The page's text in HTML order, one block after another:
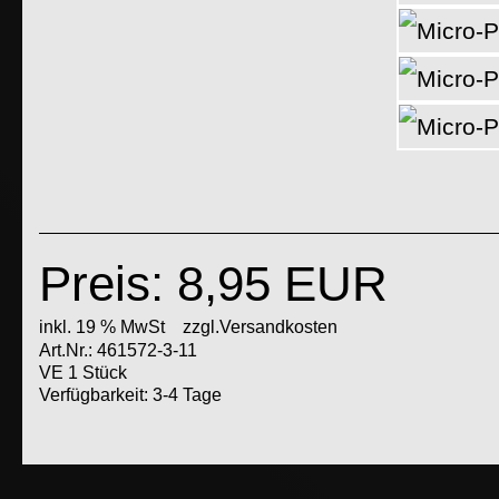
Preis: 8,95 EUR
inkl. 19 % MwSt
zzgl.Versandkosten
Art.Nr.: 461572-3-11
VE 1 Stück
Verfügbarkeit: 3-4 Tage